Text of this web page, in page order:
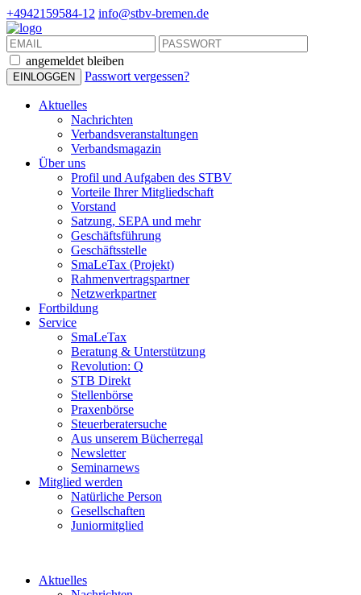
+4942159584-12 info@stbv-bremen.de
angemeldet bleiben
Passwort vergessen?
Aktuelles
Nachrichten
Verbandsveranstaltungen
Verbandsmagazin
Über uns
Profil und Aufgaben des STBV
Vorteile Ihrer Mitgliedschaft
Vorstand
Satzung, SEPA und mehr
Geschäftsführung
Geschäftsstelle
SmaLeTax (Projekt)
Rahmenvertragspartner
Netzwerkpartner
Fortbildung
Service
SmaLeTax
Beratung & Unterstützung
Revolution: Q
STB Direkt
Stellenbörse
Praxenbörse
Steuerberatersuche
Aus unserem Bücherregal
Newsletter
Seminarnews
Mitglied werden
Natürliche Person
Gesellschaften
Juniormitglied
Aktuelles